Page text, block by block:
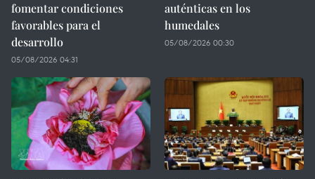
fomentar condiciones
favorables para el
desarrollo
05/08/2026 04:31
auténticas en los
humedales
05/08/2026 00:30